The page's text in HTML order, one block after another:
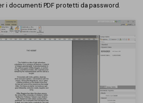
i documenti PDF protetti da password.